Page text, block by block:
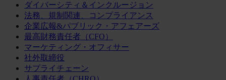
ダイバーシティ＆インクルージョン
法務、規制関連、コンプライアンス
企業広報&パブリック・アフェアーズ
最高財務責任者（CFO）
マーケティング・オフィサー
社外取締役
サプライチェーン